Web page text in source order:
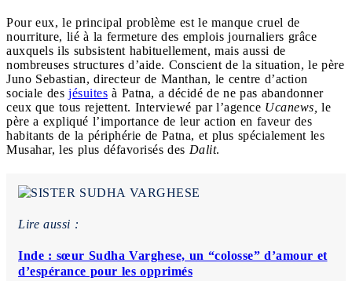
Pour eux, le principal problème est le manque cruel de
nourriture, lié à la fermeture des emplois journaliers grâce
auxquels ils subsistent habituellement, mais aussi de
nombreuses structures d’aide. Conscient de la situation, le père
Juno Sebastian, directeur de Manthan, le centre d’action
sociale des jésuites à Patna, a décidé de ne pas abandonner
ceux que tous rejettent. Interviewé par l’agence Ucanews, le
père a expliqué l’importance de leur action en faveur des
habitants de la périphérie de Patna, et plus spécialement les
Musahar, les plus défavorisés des Dalit.
Lire aussi :
Inde : sœur Sudha Varghese, un “colosse” d’amour et
d’espérance pour les opprimés